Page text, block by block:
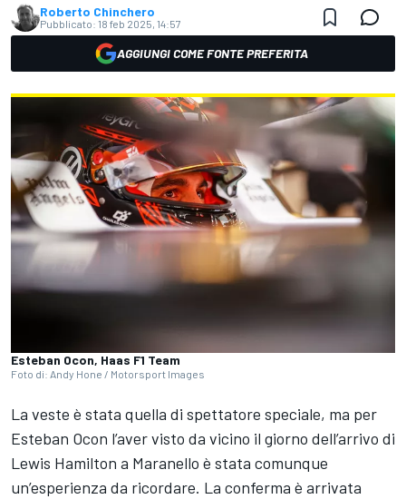
Roberto Chinchero
Pubblicato: 18 feb 2025, 14:57
AGGIUNGI COME FONTE PREFERITA
Esteban Ocon, Haas F1 Team
Foto di: Andy Hone / Motorsport Images
La veste è stata quella di spettatore speciale, ma per
Esteban Ocon l’aver visto da vicino il giorno dell’arrivo di
Lewis Hamilton a Maranello è stata comunque
un’esperienza da ricordare. La conferma è arrivata